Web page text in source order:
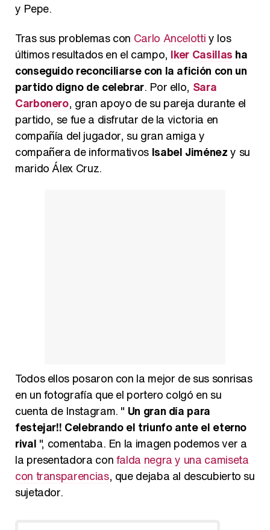
y Pepe.
Tras sus problemas con Carlo Ancelottiy los
últimos resultados en el campo, Iker Casillas ha
conseguido reconciliarse con la afición con un
partido digno de celebrar. Por ello, Sara
Carbonero, gran apoyo de su pareja durante el
partido, se fue a disfrutar de la victoria en
compañía del jugador, su gran amiga y
compañera de informativos Isabel Jiménezy su
marido Álex Cruz.
Todos ellos posaron con la mejor de sus sonrisas
en un fotografía que el portero colgó en su
cuenta de Instagram. " Un gran día para
festejar!! Celebrando el triunfo ante el eterno
rival ", comentaba. En la imagen podemos ver a
la presentadora confalda negra y una camiseta
con transparencias, que dejaba al descubierto su
sujetador.